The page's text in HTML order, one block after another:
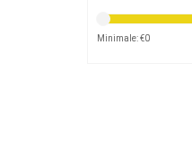
Minimale: €0